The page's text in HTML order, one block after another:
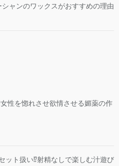
シャンのワックスがおすすめの理由
性を惚れさせ欲情させる媚薬の作
ット扱い⁉︎射精なしで楽しむ汁遊び